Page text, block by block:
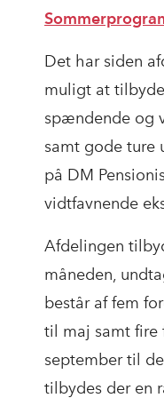
Det har siden
muligt at
spændende og
samt gode ture
på DM
vidtfavnende
Afdelingen
måneden,
består af fem
til maj samt fire
september til
tilbydes der en